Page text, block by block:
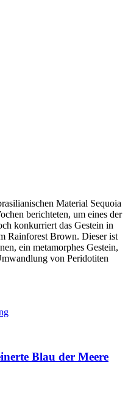
Material Sequoia
berichteten, um eines der
konkurriert das Gestein in
Rainforest Brown. Dieser ist
ein metamorphes Gestein,
von Peridotiten
Blau der Meere